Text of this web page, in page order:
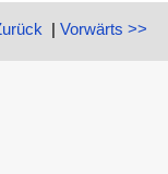
| Vorwärts >>